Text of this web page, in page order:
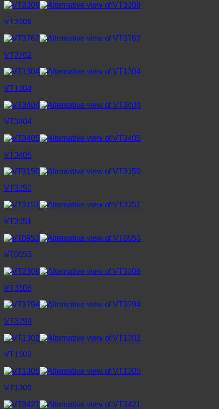
VT3309
VT3762
VT1304
VT3404
VT3405
VT3150
VT3151
VT0953
VT3306
VT3794
VT1302
VT1305